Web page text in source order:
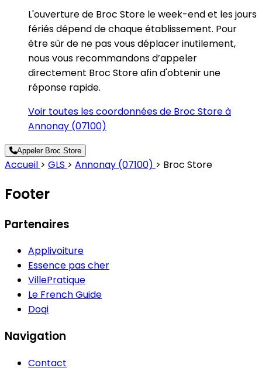
L'ouverture de Broc Store le week-end et les jours
fériés dépend de chaque établissement. Pour
être sûr de ne pas vous déplacer inutilement,
nous vous recommandons d’appeler
directement Broc Store afin d'obtenir une
réponse rapide.
Voir toutes les coordonnées de Broc Store à
Annonay (07100)
Appeler Broc Store
Accueil > GLS > Annonay (07100) > Broc Store
Footer
Partenaires
Applivoiture
Essence pas cher
VillePratique
Le French Guide
Doqi
Navigation
Contact